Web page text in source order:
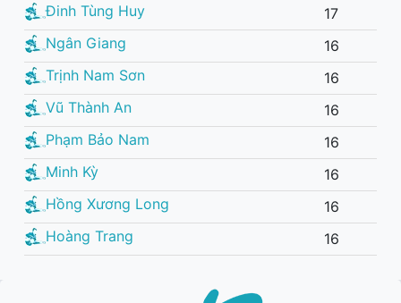
Đinh Tùng Huy
17
Ngân Giang
16
Trịnh Nam Sơn
16
Vũ Thành An
16
Phạm Bảo Nam
16
Minh Kỳ
16
Hồng Xương Long
16
Hoàng Trang
16